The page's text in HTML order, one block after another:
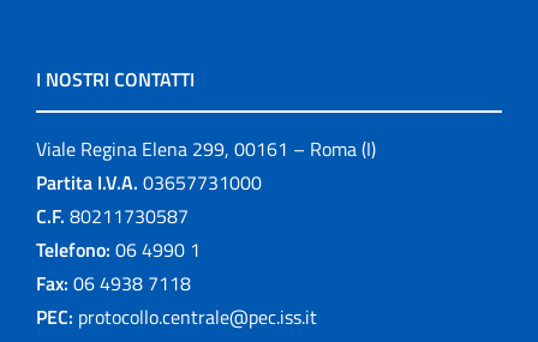
I NOSTRI CONTATTI
Viale Regina Elena 299, 00161 – Roma (I)
Partita I.V.A. 03657731000
C.F. 80211730587
Telefono: 06 4990 1
Fax: 06 4938 7118
PEC: protocollo.centrale@pec.iss.it